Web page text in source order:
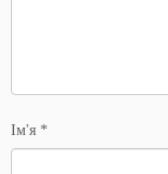
Ім'я *